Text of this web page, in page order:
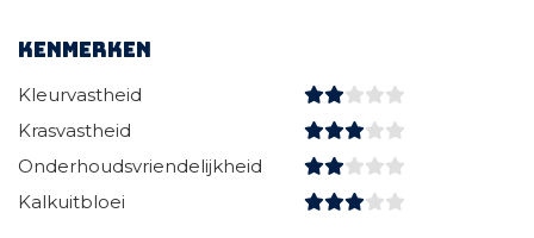
Kenmerken
Kleurvastheid
Krasvastheid
Onderhoudsvriendelijkheid
Kalkuitbloei